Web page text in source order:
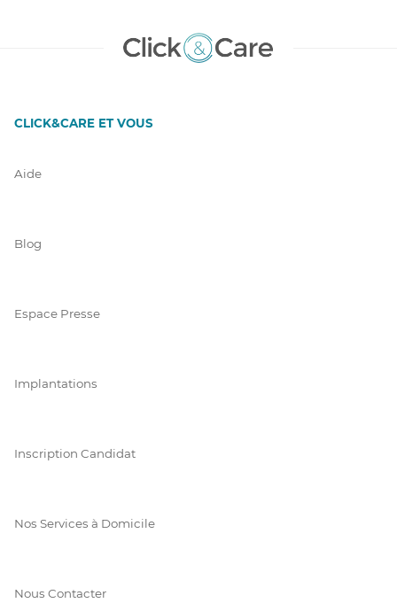
CLICK&CARE ET VOUS
Aide
Blog
Espace Presse
Implantations
Inscription Candidat
Nos Services à Domicile
Nous Contacter